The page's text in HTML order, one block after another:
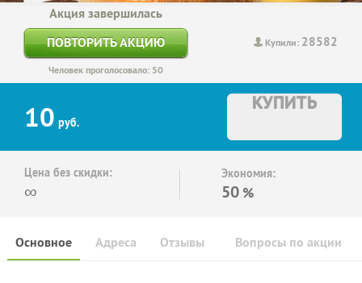
Купили: 28582
Акция завершилась
ПОВТОРИТЬ АКЦИЮ
Человек проголосовало: 50
10 руб.
КУПИТЬ
Цена без скидки:
∞
Экономия:
50 %
Основное Отзывы Вопросы по акции
Адреса